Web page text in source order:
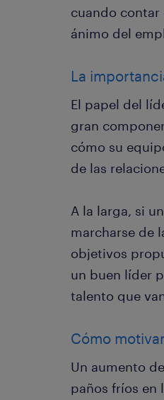
cuando contar
ánimo del
La
El papel del
gran
cómo su
de las
A la larga, si
marcharse de
objetivos
un buen líder
talento que
Cómo
Un aumento
paños fríos en